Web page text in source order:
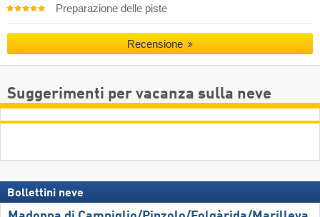
Preparazione delle piste
Recensione
Suggerimenti per vacanza sulla neve
Bollettini neve